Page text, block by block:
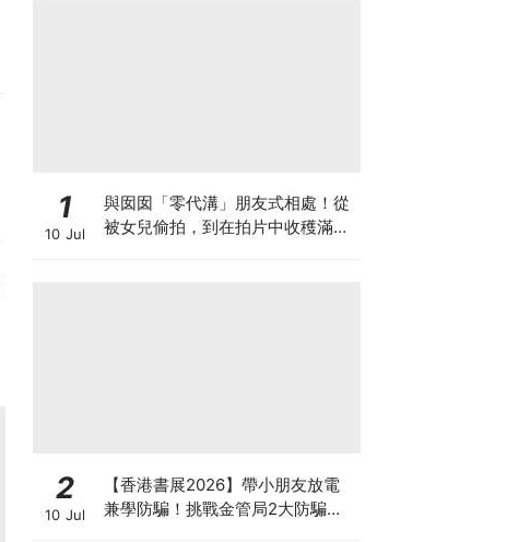
1
10 Jul
與囡囡「零代溝」朋友式相處！從
被女兒偷拍，到在拍片中收穫滿足
2
10 Jul
【香港書展2026】帶小朋友放電
兼學防騙！挑戰金管局2大防騙遊